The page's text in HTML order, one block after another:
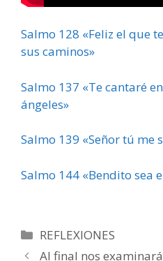
Salmo 128 «Feliz el que
sus caminos»
Salmo 137 «Te cantaré
ángeles»
Salmo 139 «Señor tú me
Salmo 144 «Bendito sea
Categorías
REFLEXIONES
Al final nos